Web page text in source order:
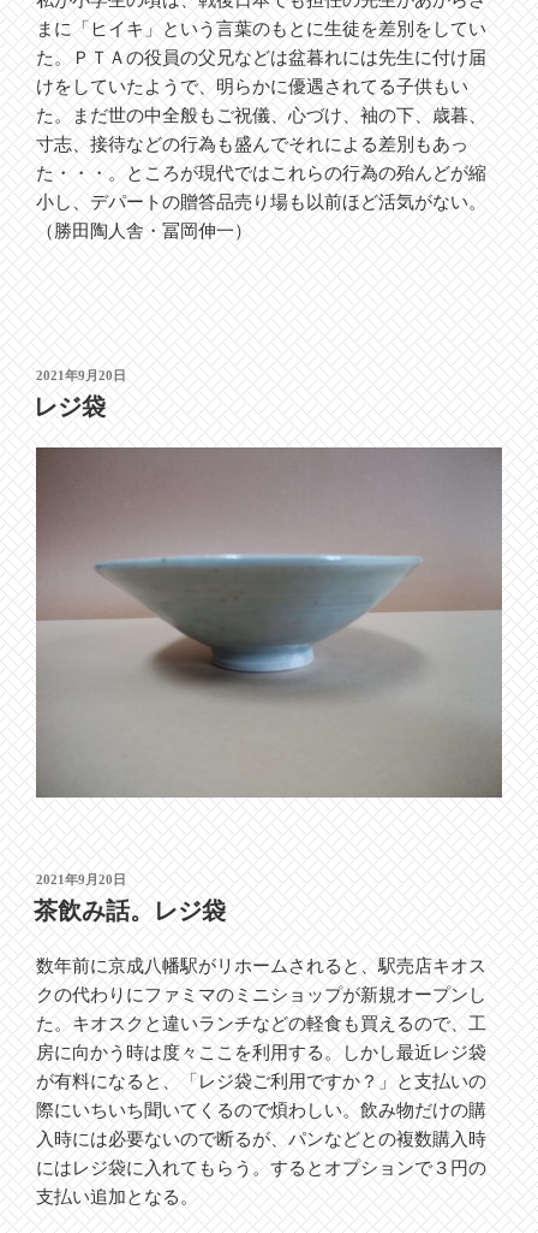
まに「ヒイキ」という言葉のもとに生徒を差別をしてい
た。ＰＴＡの役員の父兄などは盆暮れには先生に付け届
けをしていたようで、明らかに優遇されてる子供もい
た。まだ世の中全般もご祝儀、心づけ、袖の下、歳暮、
寸志、接待などの行為も盛んでそれによる差別もあっ
た・・・。ところが現代ではこれらの行為の殆んどが縮
小し、デパートの贈答品売り場も以前ほど活気がない。
（勝田陶人舎・冨岡伸一）
投
稿
日:
2021年9月20日
レジ袋
投
稿
日:
2021年9月20日
茶飲み話。レジ袋
数年前に京成八幡駅がリホームされると、駅売店キオス
クの代わりにファミマのミニショップが新規オープンし
た。キオスクと違いランチなどの軽食も買えるので、工
房に向かう時は度々ここを利用する。しかし最近レジ袋
が有料になると、「レジ袋ご利用ですか？」と支払いの
際にいちいち聞いてくるので煩わしい。飲み物だけの購
入時には必要ないので断るが、パンなどとの複数購入時
にはレジ袋に入れてもらう。するとオプションで３円の
支払い追加となる。